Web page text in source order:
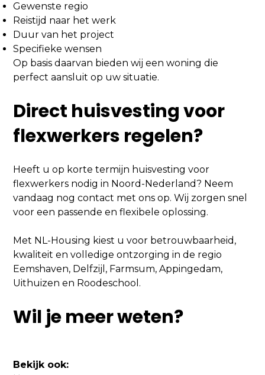
Gewenste regio
Reistijd naar het werk
Duur van het project
Specifieke wensen
Op basis daarvan bieden wij een woning die
perfect aansluit op uw situatie.
Direct huisvesting voor
flexwerkers regelen?
Heeft u op korte termijn huisvesting voor
flexwerkers nodig in Noord-Nederland? Neem
vandaag nog contact met ons op. Wij zorgen snel
voor een passende en flexibele oplossing.
Met NL-Housing kiest u voor betrouwbaarheid,
kwaliteit en volledige ontzorging in de regio
Eemshaven, Delfzijl, Farmsum, Appingedam,
Uithuizen en Roodeschool.
Wil je meer weten?
Bekijk ook: